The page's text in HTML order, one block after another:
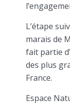
L’étape
marais de
fait partie
des plus
France.
Espace